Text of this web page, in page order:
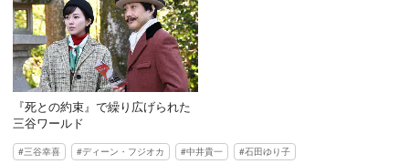
『死との約束』で繰り広げられた
三谷ワールド
三谷幸喜 ディーン・フジオカ 中井貴一
石田ゆり子